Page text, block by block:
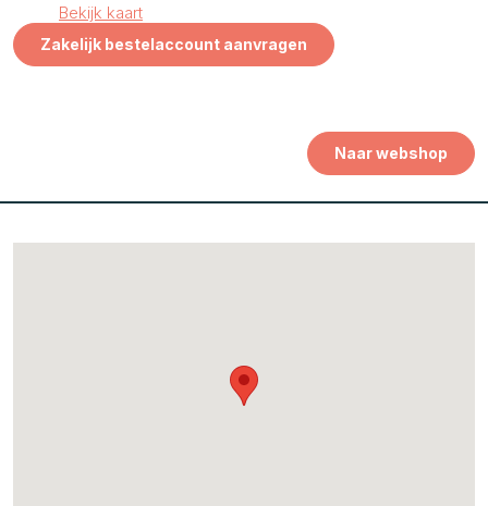
Bekijk kaart
Zakelijk bestelaccount aanvragen
Naar webshop